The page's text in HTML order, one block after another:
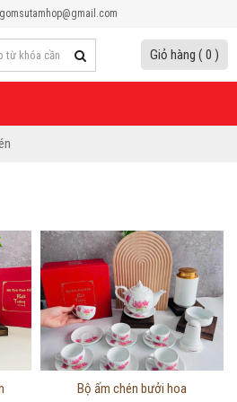
Giỏ hàng ( 0 )
Thông tin chi tiết
Bộ ấm chén bưởi hoa